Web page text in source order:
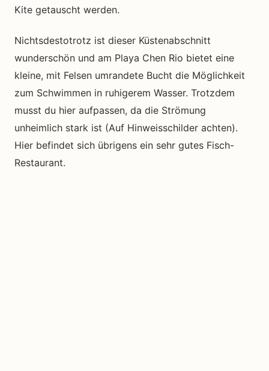
Kite getauscht werden.
Nichtsdestotrotz ist dieser Küstenabschnitt
wunderschön und am Playa Chen Rio bietet eine
kleine, mit Felsen umrandete Bucht die Möglichkeit
zum Schwimmen in ruhigerem Wasser. Trotzdem
musst du hier aufpassen, da die Strömung
unheimlich stark ist (Auf Hinweisschilder achten).
Hier befindet sich übrigens ein sehr gutes Fisch-
Restaurant.